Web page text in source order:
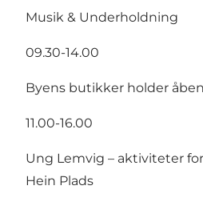
Musik & Underholdning
09.30-14.00
Byens butikker holder
11.00-16.00
Ung Lemvig – aktiviteter
Hein Plads